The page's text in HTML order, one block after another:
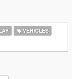
VEHICLES